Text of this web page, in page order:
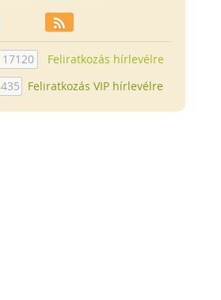
17120
Feliratkozás hírlevélre
435
Feliratkozás VIP hírlevélre